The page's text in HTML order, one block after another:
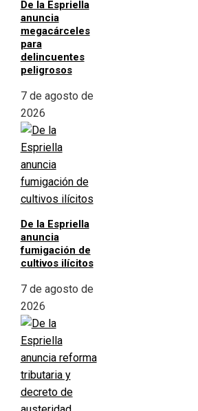
De la Espriella
anuncia
megacárceles
para
delincuentes
peligrosos
7 de agosto de
2026
De la Espriella
anuncia
fumigación de
cultivos ilícitos
7 de agosto de
2026